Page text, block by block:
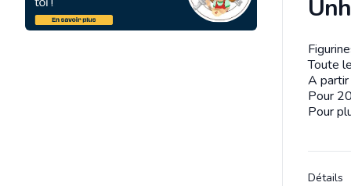
Toute
A
Pour
Pour
Détails